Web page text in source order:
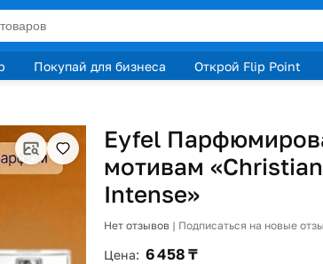
Покупай для бизнеса Открой Flip Point
Eyfel
мотивам
Intense»
Нет отзывов | Подписаться на новые
Цена: 6 458 ₸